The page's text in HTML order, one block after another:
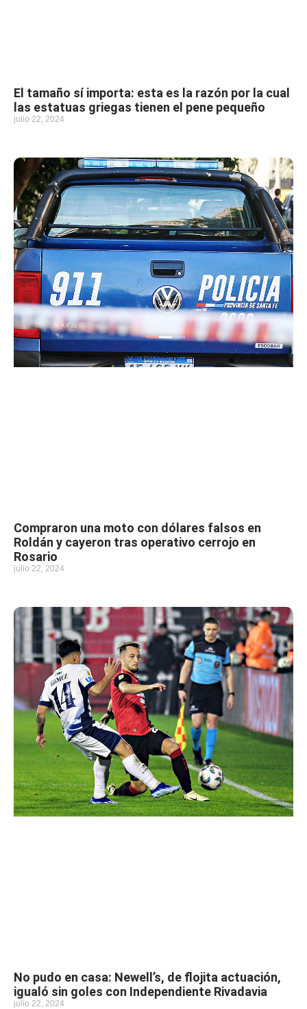
El tamaño sí importa: esta es la razón por la cual
las estatuas griegas tienen el pene pequeño
julio 22, 2024
Compraron una moto con dólares falsos en
Roldán y cayeron tras operativo cerrojo en
Rosario
julio 22, 2024
No pudo en casa: Newell’s, de flojita actuación,
igualó sin goles con Independiente Rivadavia
julio 22, 2024